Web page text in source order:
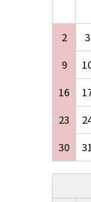
2
3
9
16
23
30